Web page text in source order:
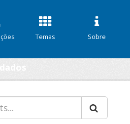
Temas Sobre